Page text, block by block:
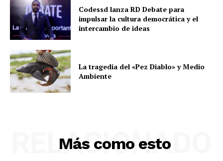
Codessd lanza RD Debate para
impulsar la cultura democrática y el
intercambio de ideas
La tragedia del «Pez Diablo» y Medio
Ambiente
Más como esto
RELACIONADO